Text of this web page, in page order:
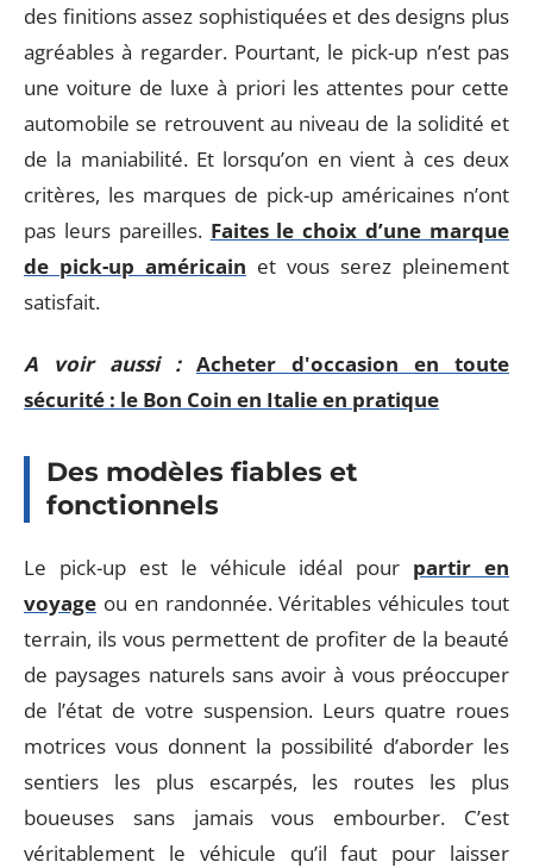
des finitions assez sophistiquées et des designs plus
agréables à regarder. Pourtant, le pick-up n’est pas
une voiture de luxe à priori les attentes pour cette
automobile se retrouvent au niveau de la solidité et
de la maniabilité. Et lorsqu’on en vient à ces deux
critères, les marques de pick-up américaines n’ont
pas leurs pareilles. Faites le choix d’une marque
de pick-up américain et vous serez pleinement
satisfait.
A voir aussi : Acheter d'occasion en toute
sécurité : le Bon Coin en Italie en pratique
Des modèles fiables et
fonctionnels
Le pick-up est le véhicule idéal pour partir en
voyage ou en randonnée. Véritables véhicules tout
terrain, ils vous permettent de profiter de la beauté
de paysages naturels sans avoir à vous préoccuper
de l’état de votre suspension. Leurs quatre roues
motrices vous donnent la possibilité d’aborder les
sentiers les plus escarpés, les routes les plus
boueuses sans jamais vous embourber. C’est
véritablement le véhicule qu’il faut pour laisser